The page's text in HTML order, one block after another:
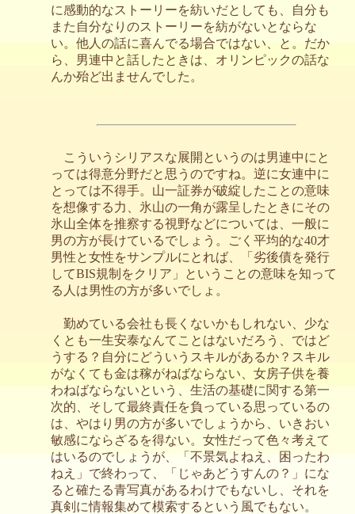
に感動的なストーリーを紡いだとしても、自分も
また自分なりのストーリーを紡がないとならな
い。他人の話に喜んでる場合ではない、と。だか
ら、男連中と話したときは、オリンピックの話な
んか殆ど出ませんでした。
こういうシリアスな展開というのは男連中にと
っては得意分野だと思うのですね。逆に女連中に
とっては不得手。山一証券が破綻したことの意味
を想像する力、氷山の一角が露呈したときにその
氷山全体を推察する視野などについては、一般に
男の方が長けているでしょう。ごく平均的な40才
男性と女性をサンプルにとれば、「劣後債を発行
してBIS規制をクリア」ということの意味を知って
る人は男性の方が多いでしょ。
勤めている会社も長くないかもしれない、少な
くとも一生安泰なんてことはないだろう、ではど
うする？自分にどういうスキルがあるか？スキル
がなくても金は稼がねばならない、女房子供を養
わねばならないという、生活の基礎に関する第一
次的、そして最終責任を負っている思っているの
は、やはり男の方が多いでしょうから、いきおい
敏感にならざるを得ない。女性だって色々考えて
はいるのでしょうが、「不景気よねえ、困ったわ
ねえ」で終わって、「じゃあどうすんの？」にな
ると確たる青写真があるわけでもないし、それを
真剣に情報集めて模索するという風でもない。